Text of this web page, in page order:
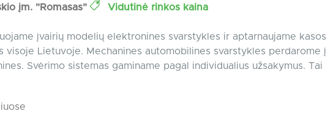
įm. "Romasas" Vidutinė rinkos kaina
įvairių modelių elektronines svarstykles ir aptarnaujame kasos
visoje Lietuvoje. Mechanines automobilines svarstykles perdarome į
Svėrimo sistemas gaminame pagal individualius užsakymus. Tai